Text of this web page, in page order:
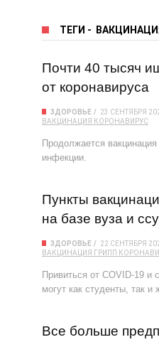
ТЕГИ -
Почти 40 тысяч
от коронавируса
ЗДОРОВЬЕ
23 СЕНТЯБРЯ
ВАКЦИНАЦИЯ КОРОНАВИРУС
Продолжается
инфекции.
Пункты
на базе вуза и
ЗДОРОВЬЕ
22 СЕНТЯБРЯ
ВАКЦИНАЦИЯ ГРИПП
Привиться от COVID-19 и
могут как студенты, так
Все больше